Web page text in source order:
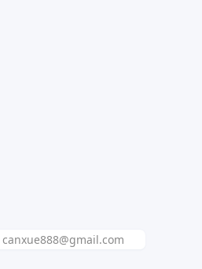
canxue888@gmail.com